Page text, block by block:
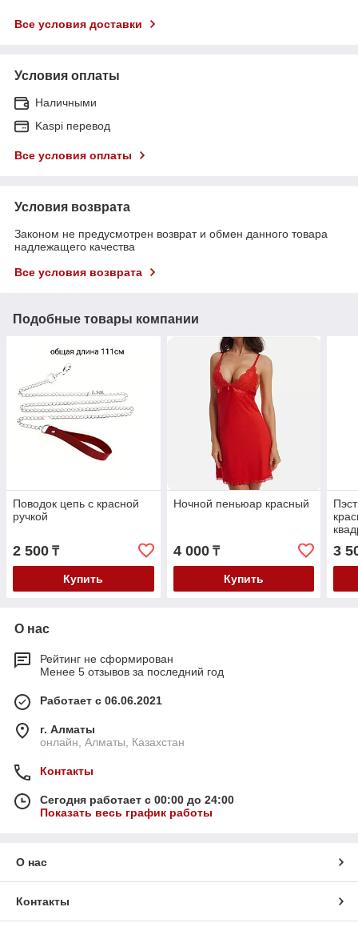
Все условия доставки
Условия оплаты
Наличными
Kaspi перевод
Все условия оплаты
Условия возврата
Законом не предусмотрен возврат и обмен данного товара
надлежащего качества
Все условия возврата
Подобные товары компании
Поводок цепь с красной
ручкой
2 500 ₸
Купить
Ночной пеньюар красный
4 000₸
Купить
3
О нас
Рейтинг не сформирован
Менее 5 отзывов за последний год
Работает с 06.06.2021
г. Алматы
онлайн, Алматы, Казахстан
Контакты
Сегодня работает с 00:00 до 24:00
Показать весь график работы
О нас
Контакты